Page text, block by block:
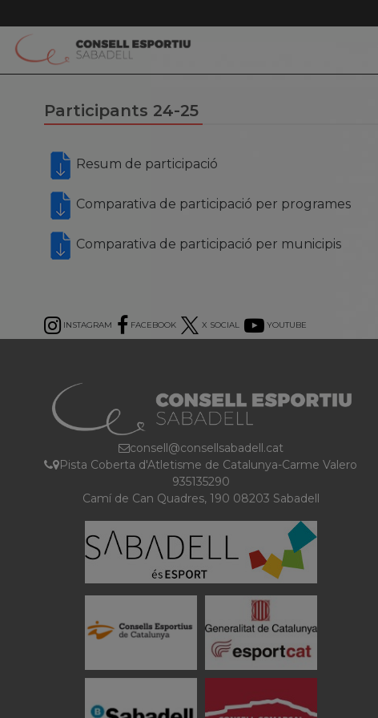
Participants 24-25
Resum de participació
Comparativa de participació per programes
Comparativa de participació per municipis
INSTAGRAM FACEBOOK X SOCIAL YOUTUBE
consell@consellsabadell.cat
Pista Coberta d'Atletisme de Catalunya-Carme Valero
935135290
Camí de Can Quadres, 190 08203 Sabadell